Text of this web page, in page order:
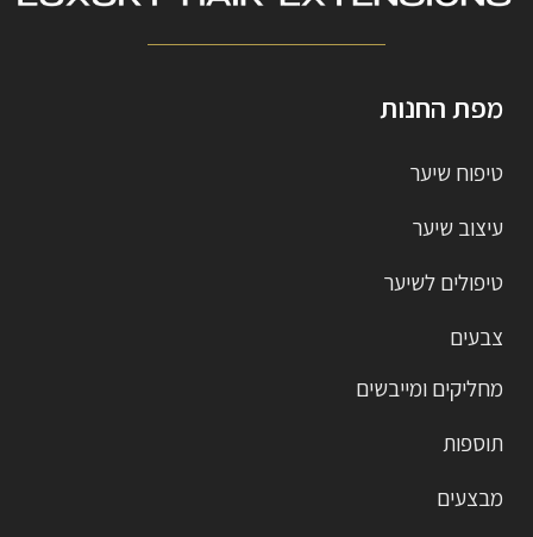
מפת החנות
טיפוח שיער
עיצוב שיער
טיפולים לשיער
צבעים
מחליקים ומייבשים
תוספות
מבצעים